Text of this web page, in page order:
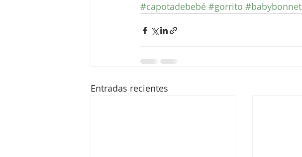
#capotadebebé #gorrito #babybonnet
Entradas recientes